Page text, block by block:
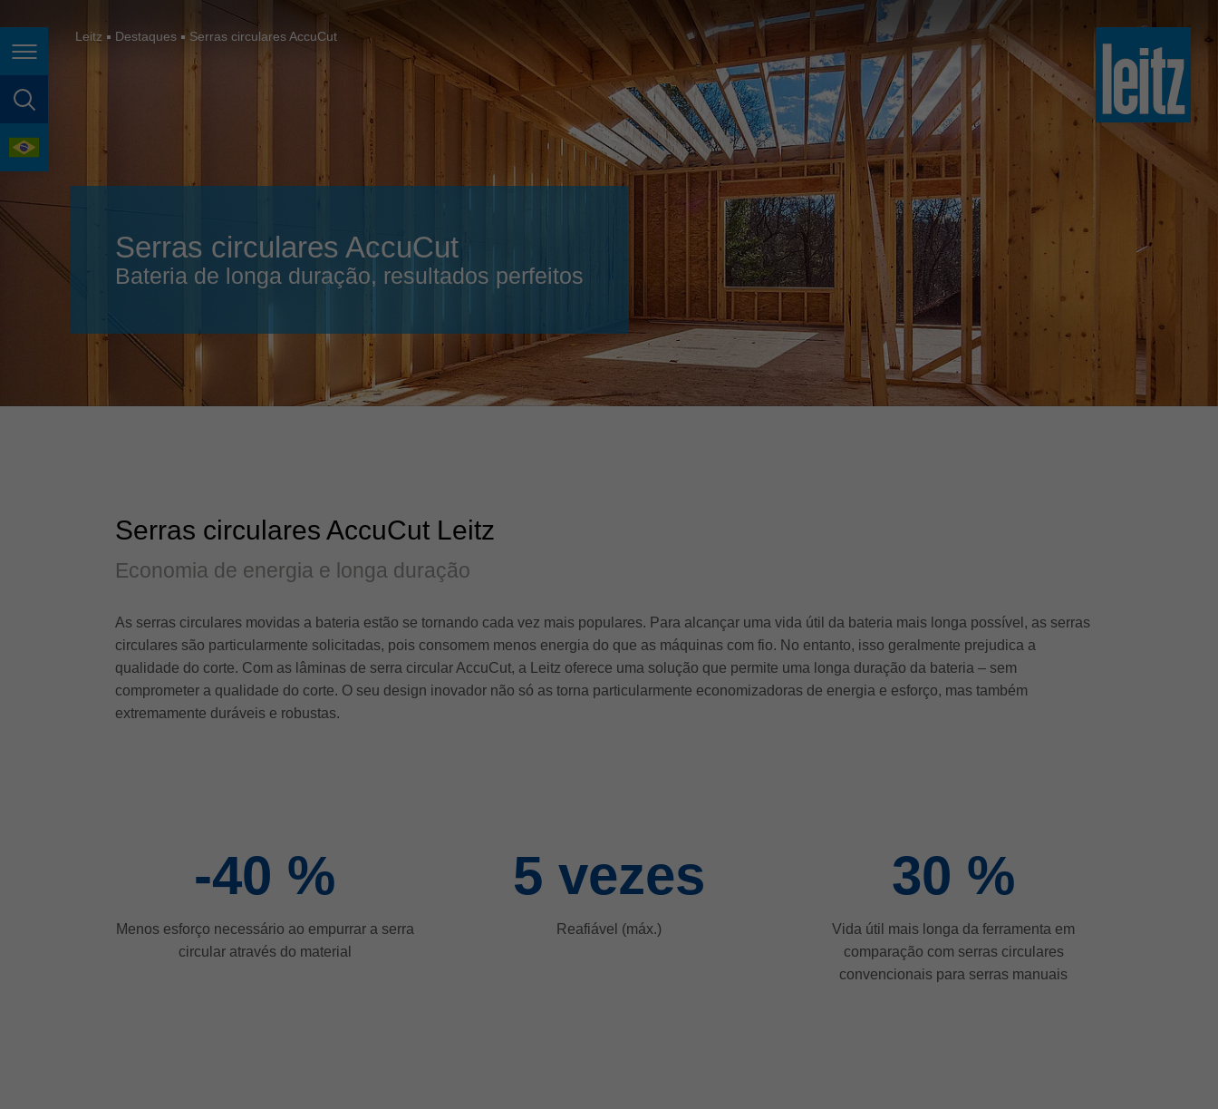
Page navigation
page search
language
France français
Great Britain english
italiano
Japan (日本) 日本語
Magyarország magyar
Malaysia
México
Suomi english
Taiwan english
Türkiye türkçe
USA english
Việt Nam tiếng việt
中国 中文
ประเทศไทย ไทย
Україна yкраїнська
Leitz Destaques Serras circulares AccuCut
Serras circulares AccuCut
Bateria de longa duração, resultados perfeitos
Serras circulares AccuCut Leitz
Economia de energia e longa duração
As serras circulares movidas a bateria estão se tornando cada vez mais populares. Para alcançar uma vida útil da bateria mais longa possível, as serras
circulares são particularmente solicitadas, pois consomem menos energia do que as máquinas com fio. No entanto, isso geralmente prejudica a
qualidade do corte. Com as lâminas de serra circular AccuCut, a Leitz oferece uma solução que permite uma longa duração da bateria – sem
comprometer a qualidade do corte. O seu design inovador não só as torna particularmente economizadoras de energia e esforço, mas também
extremamente duráveis ​​e robustas.
-40 %
Menos esforço necessário ao empurrar a serra
circular através do material
5 vezes
Reafiável (máx.)
30 %
Vida útil mais longa da ferramenta em
comparação com serras circulares
convencionais para serras manuais